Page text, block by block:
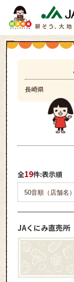
長崎県
全19件:表示順
JAくにみ直売所